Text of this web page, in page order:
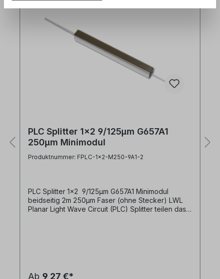
PLC Splitter 1x2 9/125µm G657A1
250µm Minimodul
Produktnummer: FPLC-1x2-M250-9A1-2
PLC Splitter 1x2 9/125µm G657A1 Minimodul
beidseitig 2m 250µm Faser (ohne Stecker) LWL
Planar Light Wave Circuit (PLC) Splitter teilen das
Ab 9,27 €*